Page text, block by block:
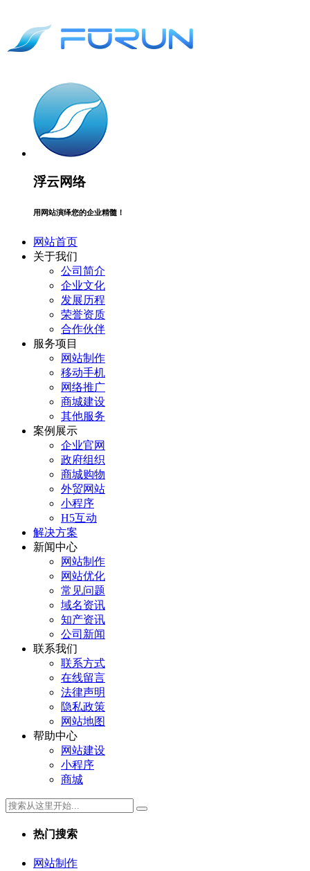
浮云网络
用网站演绎您的企业精髓！
网站首页
关于我们
公司简介
企业文化
发展历程
荣誉资质
合作伙伴
服务项目
网站制作
移动手机
网络推广
商城建设
其他服务
案例展示
企业官网
政府组织
商城购物
外贸网站
小程序
H5互动
解决方案
新闻中心
网站制作
网站优化
常见问题
域名资讯
知产资讯
公司新闻
联系我们
联系方式
在线留言
法律声明
隐私政策
网站地图
帮助中心
网站建设
小程序
商城
热门搜索
网站制作